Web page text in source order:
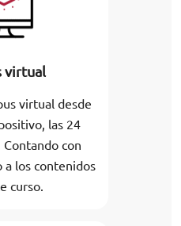
virtual
virtual desde
las 24
Contando con
a los contenidos
curso.